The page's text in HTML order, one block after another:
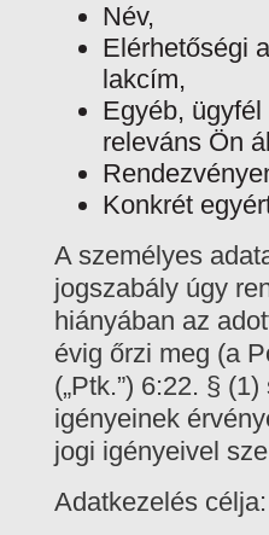
Név,
Elérhetőségi
lakcím,
Egyéb,
releváns Ön
Konkrét
A személyes
jogszabály úgy
hiányában az
évig őrzi meg (a
(„Ptk.”) 6:22. §
igényeinek
jogi igényeivel
Adatkezelés célja: